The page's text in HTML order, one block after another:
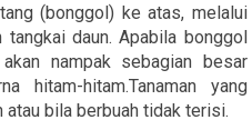
(bonggol) ke atas, melalui
tangkai daun. Apabila bonggol
nampak sebagian besar
hitam-hitam.Tanaman yang
bila berbuah tidak terisi.